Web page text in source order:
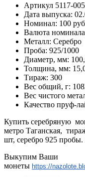
Артикул 5117-
Дата выпуска:
Номинал: 100
Валюта
Металл: Серебро
Проба: 925/1000
Диаметр, мм:
Толщина, мм:
Тираж: 300
Вес общий, г:
Вес чистого
Качество пруф-
Купить серебряную
метро Таганская,
шт, серебро 925
Выкупим Ваши
монеты https://